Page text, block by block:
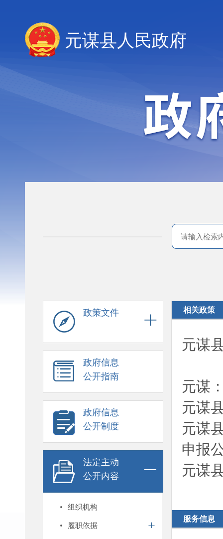
元谋县人民政府
政策文件
政府信息
公开指南
政府信息
公开制度
法定主动
公开内容
组织机构
履职依据
相关政策
元谋
元谋
元谋
元谋
申报
元谋
服务信息